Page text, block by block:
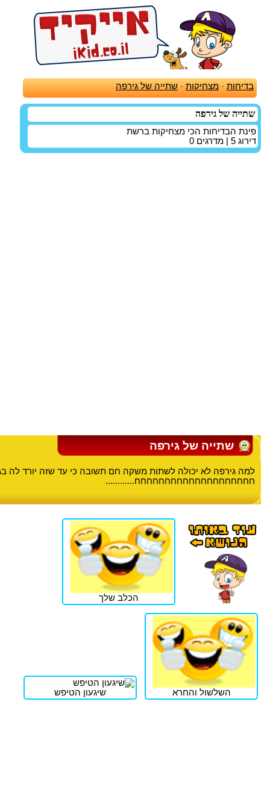
בדיחות -מצחיקות -שתייה של גירפה
שתייה של גירפה
פינת הבדיחות הכי מצחיקות ברשת
דירוג 5 | מדרגים 0
שתייה של גירפה
למה גירפה לא יכולה לשתות משקה חם תשובה כי עד שזה יורד לה
חחחחחחחחחחחחחחחחחחחח............
הכלב שלך
השלשול והחרא שיגעון הטיפש